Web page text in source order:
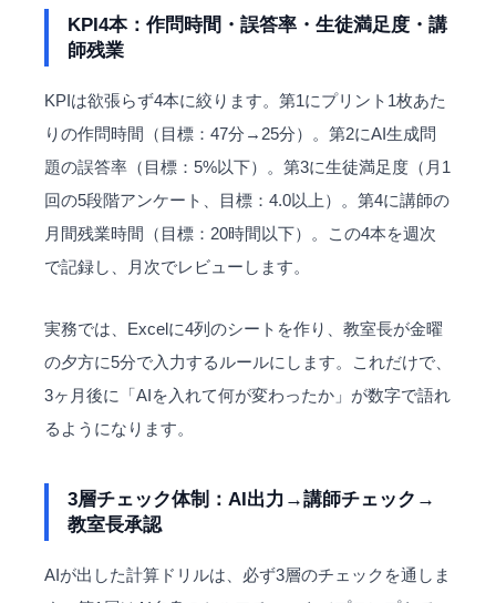
KPI4本：作問時間・誤答率・生徒満足度・講
師残業
KPIは欲張らず4本に絞ります。第1にプリント1枚あた
りの作問時間（目標：47分→25分）。第2にAI生成問
題の誤答率（目標：5%以下）。第3に生徒満足度（月1
回の5段階アンケート、目標：4.0以上）。第4に講師の
月間残業時間（目標：20時間以下）。この4本を週次
で記録し、月次でレビューします。
実務では、Excelに4列のシートを作り、教室長が金曜
の夕方に5分で入力するルールにします。これだけで、
3ヶ月後に「AIを入れて何が変わったか」が数字で語れ
るようになります。
3層チェック体制：AI出力→講師チェック→
教室長承認
AIが出した計算ドリルは、必ず3層のチェックを通しま